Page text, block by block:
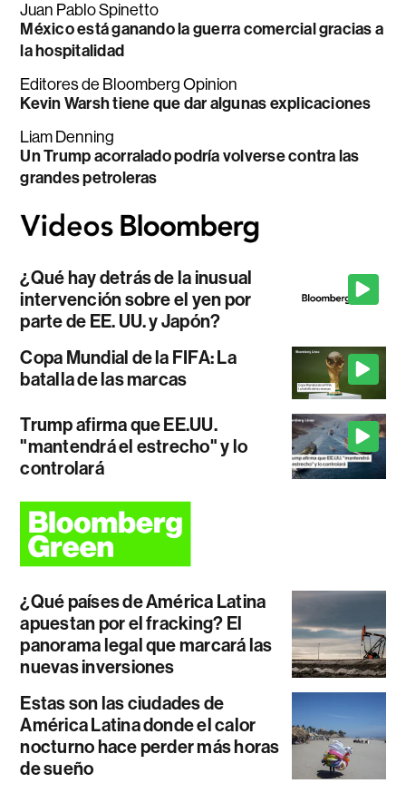
Juan Pablo Spinetto
México está ganando la guerra comercial gracias a
la hospitalidad
Editores de Bloomberg Opinion
Kevin Warsh tiene que dar algunas explicaciones
Liam Denning
Un Trump acorralado podría volverse contra las
grandes petroleras
¿Qué hay detrás de la inusual
intervención sobre el yen por
parte de EE. UU. y Japón?
Copa Mundial de la FIFA: La
batalla de las marcas
Trump afirma que EE.UU.
"mantendrá el estrecho" y lo
controlará
¿Qué países de América Latina
apuestan por el fracking? El
panorama legal que marcará las
nuevas inversiones
Estas son las ciudades de
América Latina donde el calor
nocturno hace perder más horas
de sueño